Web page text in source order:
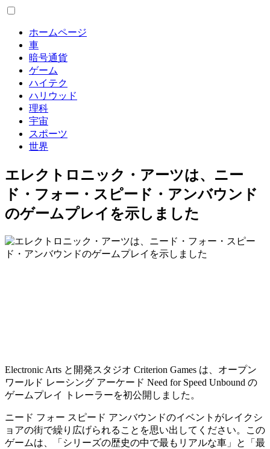
ホームページ
車
暗号通貨
ゲーム
ハイテク
ハリウッド
理科
宇宙
スポーツ
世界
エレクトロニック・アーツは、ニー
ド・フォー・スピード・アンバウンド
のゲームプレイを示しました
Electronic Arts と開発スタジオ Criterion Games は、オープン
ワールド レーシング アーケード Need for Speed Unbound の
ゲームプレイ トレーラーを初公開しました。
ニード フォー スピード アンバウンドのイベントがレイクシ
ョアの街で繰り広げられることを思い出してください。この
ゲームは、「シリーズの歴史の中で最もリアルな車」と「最